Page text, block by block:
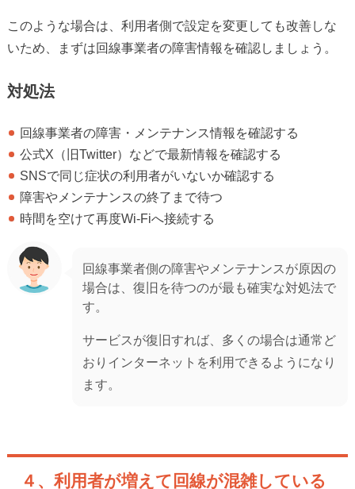
このような場合は、利用者側で設定を変更しても改善しな
いため、まずは回線事業者の障害情報を確認しましょう。
対処法
回線事業者の障害・メンテナンス情報を確認する
公式X（旧Twitter）などで最新情報を確認する
SNSで同じ症状の利用者がいないか確認する
障害やメンテナンスの終了まで待つ
時間を空けて再度Wi-Fiへ接続する
回線事業者側の障害やメンテナンスが原因の
場合は、復旧を待つのが最も確実な対処法で
す。
サービスが復旧すれば、多くの場合は通常ど
おりインターネットを利用できるようになり
ます。
４、利用者が増えて回線が混雑している